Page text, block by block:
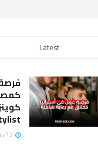
Latest